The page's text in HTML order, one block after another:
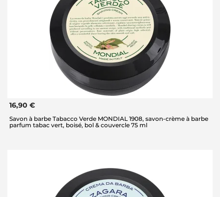
16,90 €
Savon à barbe Tabacco Verde MONDIAL 1908, savon-crème à barbe
parfum tabac vert, boisé, bol & couvercle 75 ml